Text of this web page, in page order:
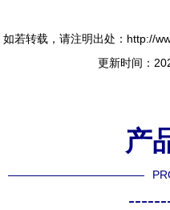
如若转载，请注明出处：http://
更新时间：
产